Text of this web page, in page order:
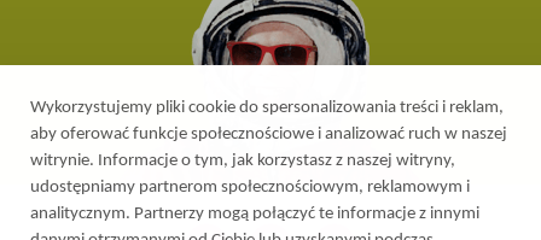
Wykorzystujemy pliki cookie do spersonalizowania treści i reklam,
aby oferować funkcje społecznościowe i analizować ruch w naszej
witrynie. Informacje o tym, jak korzystasz z naszej witryny,
udostępniamy partnerom społecznościowym, reklamowym i
analitycznym. Partnerzy mogą połączyć te informacje z innymi